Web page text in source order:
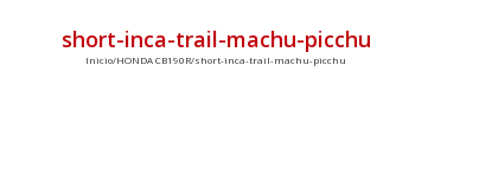
short-inca-trail-machu-picchu
Inicio/HONDA CB190R/short-inca-trail-machu-picchu